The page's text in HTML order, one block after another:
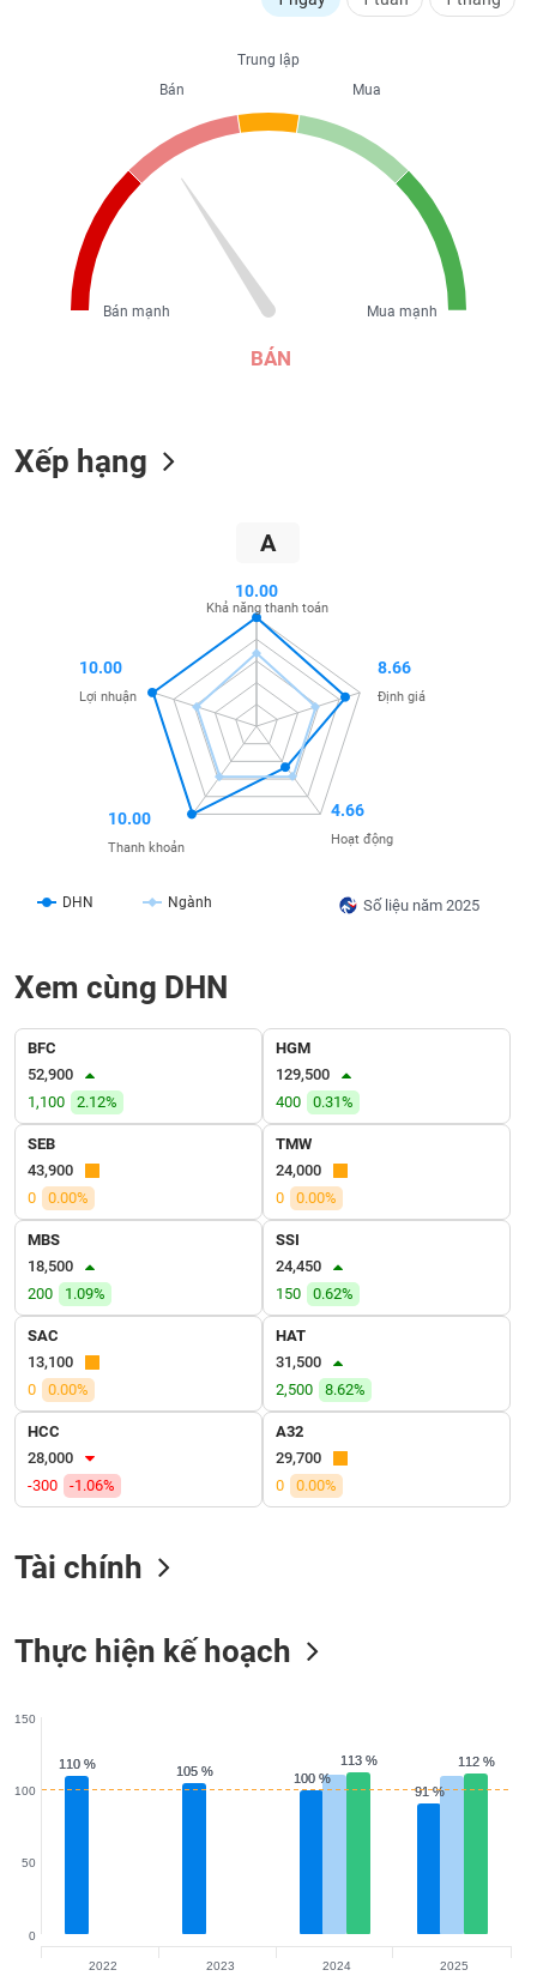
BÁN
Trung lập
Mua
Mua mạnh
Bán
Bán mạnh
Xếp hạng
A
Số liệu năm 2025
DHN Ngành
10.00
Khả năng thanh toán
8.66
Định giá
4.66
Hoạt động
10.00
Thanh khoản
10.00
Lợi nhuận
Xem cùng DHN
BFC
52,900
1,100
2.12%
HGM
129,500
400
0.31%
SEB
43,900
0
0.00%
TMW
24,000
0
0.00%
MBS
18,500
200
1.09%
SSI
24,450
150
0.62%
SAC
13,100
0
0.00%
HAT
31,500
2,500
8.62%
HCC
28,000
-300
-1.06%
A32
29,700
0
0.00%
Tài chính
Thực hiện kế hoạch
110 %
110 % 105 %
105 % 100 %
100 %
91 %
91 %
113 %
113 % 112 %
112 %
0
50
100
150
2022 2023 2024 2025
THÔNG
DỊCH
VỤ
TRUYỀN
ÍCH
BẤT
ĐỘNG
SẢN
Mã
khoán
(-)
(-)
Tất cả Người nội bộ Người liên quan Cổ đông lớn
(-)
Bài
viết